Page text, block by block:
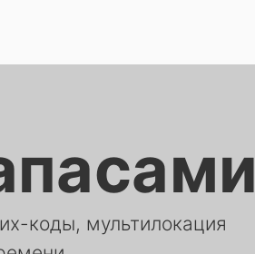
коды, мультилокация